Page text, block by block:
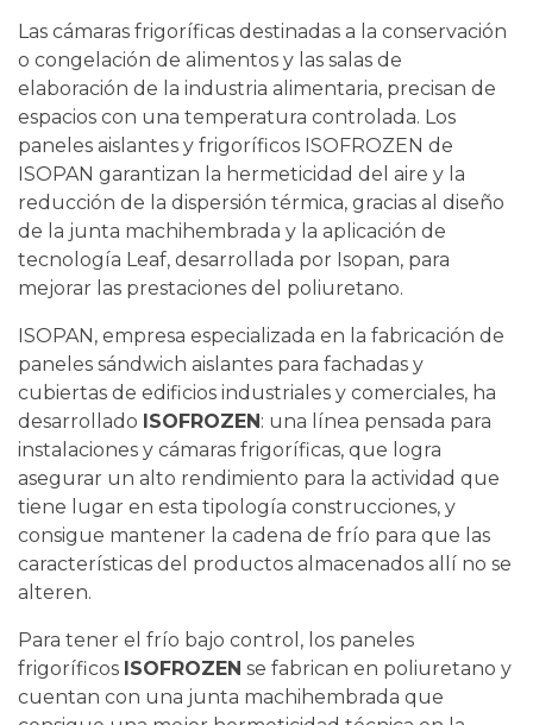
Las cámaras frigoríficas destinadas a la conservación
o congelación de alimentos y las salas de
elaboración de la industria alimentaria, precisan de
espacios con una temperatura controlada. Los
paneles aislantes y frigoríficos ISOFROZEN de
ISOPAN garantizan la hermeticidad del aire y la
reducción de la dispersión térmica, gracias al diseño
de la junta machihembrada y la aplicación de
tecnología Leaf, desarrollada por Isopan, para
mejorar las prestaciones del poliuretano.
ISOPAN, empresa especializada en la fabricación de
paneles sándwich aislantes para fachadas y
cubiertas de edificios industriales y comerciales, ha
desarrollado ISOFROZEN: una línea pensada para
instalaciones y cámaras frigoríficas, que logra
asegurar un alto rendimiento para la actividad que
tiene lugar en esta tipología construcciones, y
consigue mantener la cadena de frío para que las
características del productos almacenados allí no se
alteren.
Para tener el frío bajo control, los paneles
frigoríficos ISOFROZEN se fabrican en poliuretano y
cuentan con una junta machihembrada que